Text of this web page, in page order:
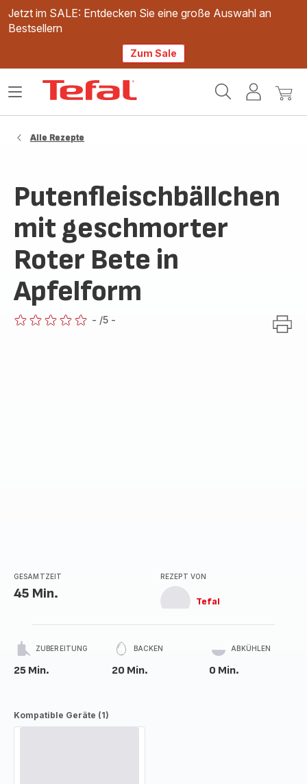
Jetzt im SALE: Entdecken Sie eine große Auswahl an
Bestsellern
Zum Sale
Mein
Mein
Das
Alle Rezepte
Putenfleischbällchen
mit geschmorter
Roter Bete in
Apfelform
- /5 -
GESAMTZEIT
45 Min.
REZEPT VON
Tefal
ZUBEREITUNG
25 Min.
BACKEN
20 Min.
ABKÜHLEN
0 Min.
Kompatible Geräte (1)